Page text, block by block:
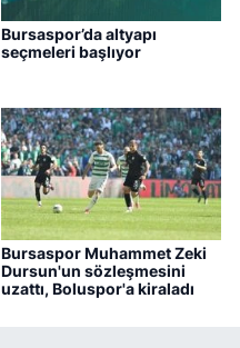
Bursaspor’da altyapı
seçmeleri başlıyor
Bursaspor Muhammet Zeki
Dursun'un sözleşmesini
uzattı, Boluspor'a kiraladı